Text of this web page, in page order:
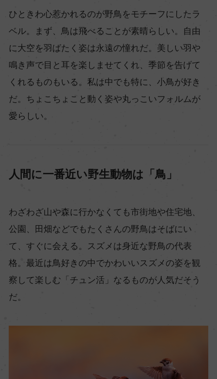
ひときわ心惹かれるのが野鳥をモチーフにしたラ
ベル。まず、鳥は飛べることが素晴らしい。自由
に大空を羽ばたく姿は永遠の憧れだ。美しい羽や
鳴き声で目と耳を楽しませてくれ、季節を告げて
くれるものもいる。私は中でも特に、小鳥が好き
だ。ちょこちょこと動く姿や丸っこいフォルムが
愛らしい。
人間に一番近い野生動物は「鳥」
わざわざ山や森に行かなくても市街地や住宅地、
公園、田畑などでもたくさんの野鳥はそばにい
て、すぐに会える。スズメは身近な野鳥の代表
格。最近は鳥好きの中でかわいいスズメの姿を観
察して楽しむ「チュン活」なるものが人気だそう
だ。